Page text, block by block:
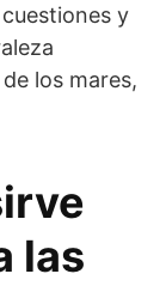
y
los mares,
las